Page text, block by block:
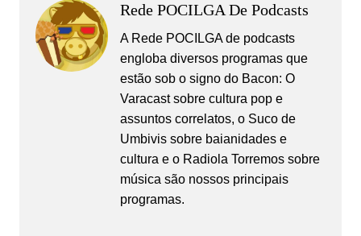
Rede POCILGA De Podcasts
A Rede POCILGA de podcasts
engloba diversos programas que
estão sob o signo do Bacon: O
Varacast sobre cultura pop e
assuntos correlatos, o Suco de
Umbivis sobre baianidades e
cultura e o Radiola Torremos sobre
música são nossos principais
programas.